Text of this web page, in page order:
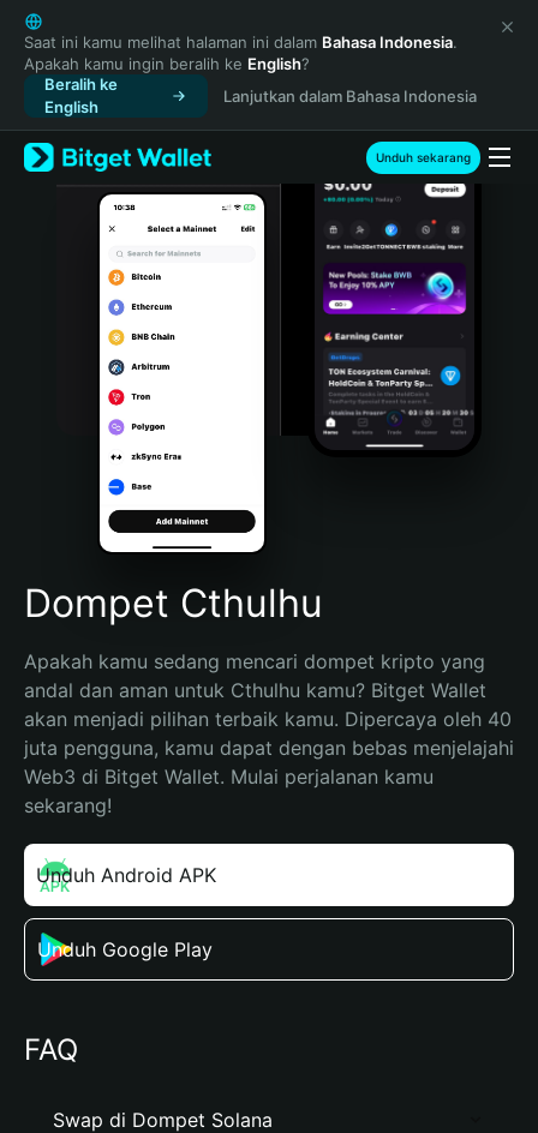
English
日本語
Tiếng Việt
Русский
Español (Latinoamérica)
Türkçe
Italiano
Português (Portugal)
Bahasa Indonesia
Português (Brasil)
Español (Argentina)
Saat ini kamu melihat halaman ini dalam Bahasa Indonesia.
Apakah kamu ingin beralih ke English?
Beralih ke
English
Lanjutkan dalam Bahasa Indonesia
Unduh sekarang
Dompet Cthulhu
Apakah kamu sedang mencari dompet kripto yang
andal dan aman untuk Cthulhu kamu? Bitget Wallet
akan menjadi pilihan terbaik kamu. Dipercaya oleh 40
juta pengguna, kamu dapat dengan bebas menjelajahi
Web3 di Bitget Wallet. Mulai perjalanan kamu
sekarang!
Unduh Android APK
Unduh Google Play
FAQ
Swap di Dompet Solana